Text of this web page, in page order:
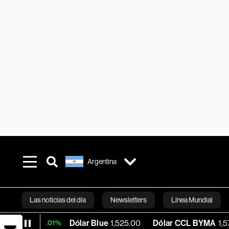
Argentina
Las noticias del día Newsletters Línea Mundial
Bloomberg
Dólar Blue 1,525.00 Dólar CCL BYMA 1,579.78